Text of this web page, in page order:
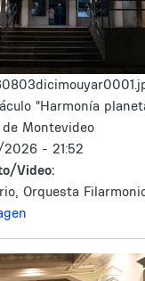
"Harmonía
Montevideo
- 21:52
Video:
Orquesta